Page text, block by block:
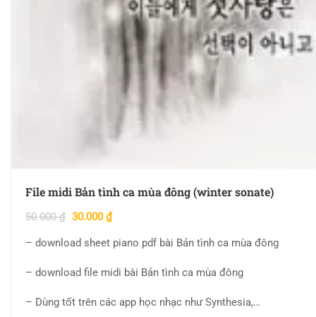
File midi Bản tình ca mùa đông (winter sonate)
50.000₫ 30.000₫
– download sheet piano pdf bài Bản tình ca mùa đông
– download file midi bài Bản tình ca mùa đông
– Dùng tốt trên các app học nhạc như Synthesia,…